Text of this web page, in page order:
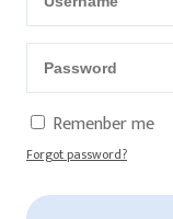
Remenber me
Forgot password?